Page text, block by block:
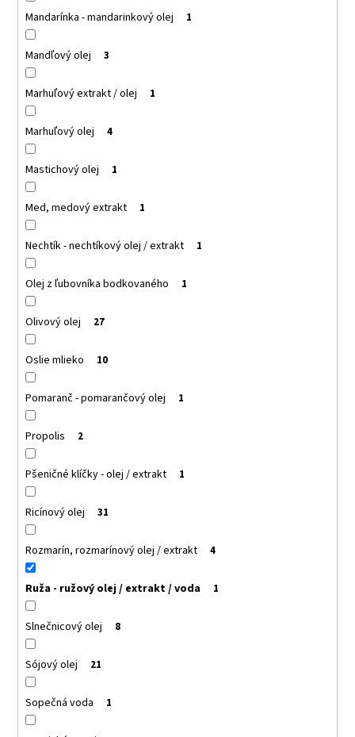
Mandarínka - mandarinkový olej 1
Mandľový olej 3
Marhuľový extrakt / olej 1
Marhuľový olej 4
Mastichový olej 1
Med, medový extrakt 1
Nechtík - nechtíkový olej / extrakt 1
Olej z ľubovníka bodkovaného 1
Olivový olej 27
Oslie mlieko 10
Pomaranč - pomarančový olej 1
Propolis 2
Pšeničné klíčky - olej / extrakt 1
Ricínový olej 31
Rozmarín, rozmarínový olej / extrakt 4
Ruža - ružový olej / extrakt / voda 1
Slnečnicový olej 8
Sójový olej 21
Sopečná voda 1